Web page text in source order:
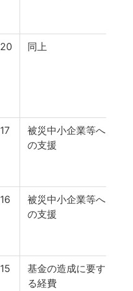
同上
被災中小企業等へ
の支援
被災中小企業等へ
の支援
基金の造成に要す
る経費